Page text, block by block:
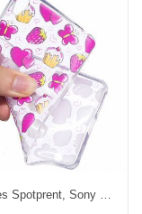
Sony Xperia E5 Hoesje Mobiele Telefoon Hoes Spotprent, Sony Xperia E5 Hoesje Bescherming Hanger